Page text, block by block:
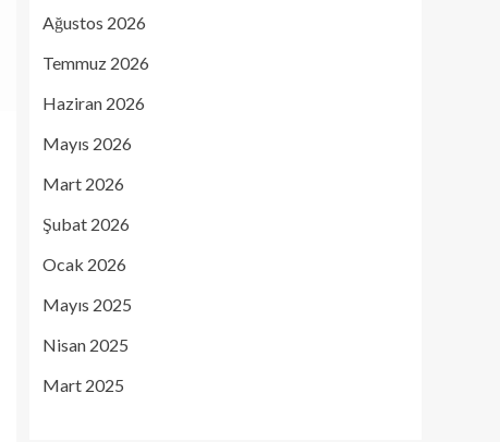
Ağustos 2026
Temmuz 2026
Haziran 2026
Mayıs 2026
Mart 2026
Şubat 2026
Ocak 2026
Mayıs 2025
Nisan 2025
Mart 2025